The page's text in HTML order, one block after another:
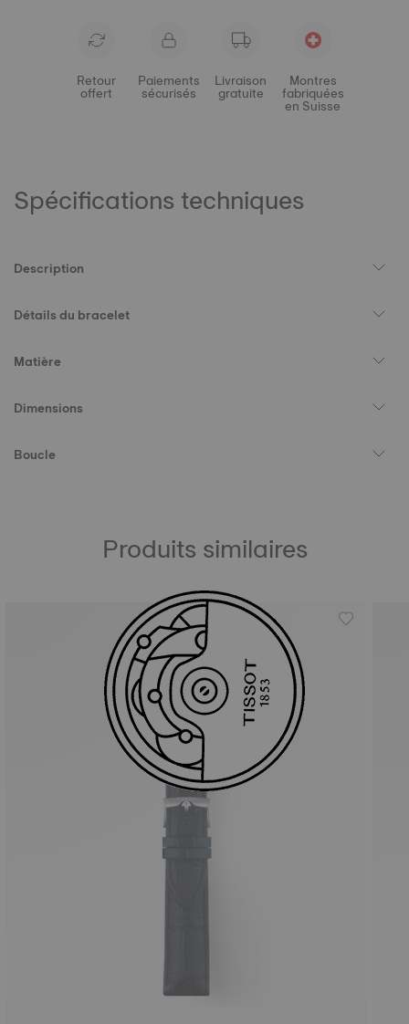
Retour
offert
Paiements
sécurisés
Livraison
gratuite
Montres
fabriquées
en Suisse
Spécifications techniques
Description
Détails du bracelet
Matière
Dimensions
Boucle
Produits similaires